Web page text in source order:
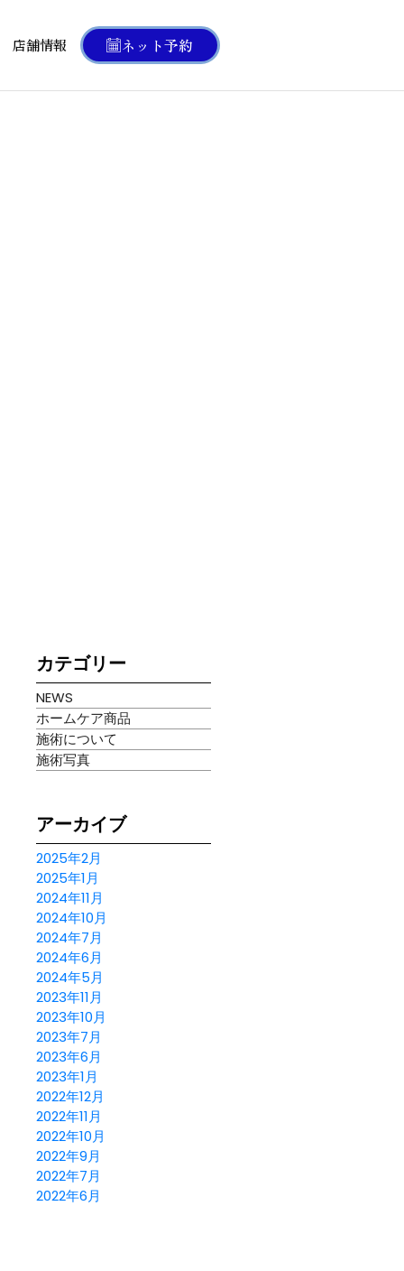
店舗情報 ネット予約
カテゴリー
NEWS
ホームケア商品
施術について
施術写真
アーカイブ
2025年2月
2025年1月
2024年11月
2024年10月
2024年7月
2024年6月
2024年5月
2023年11月
2023年10月
2023年7月
2023年6月
2023年1月
2022年12月
2022年11月
2022年10月
2022年9月
2022年7月
2022年6月